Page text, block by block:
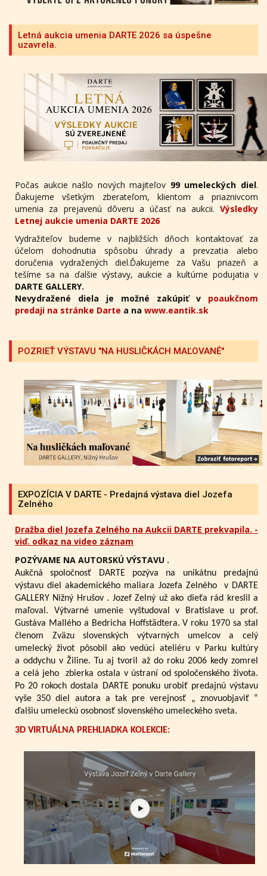
Letná aukcia umenia DARTE 2026 sa úspešne
uzavrela.
Počas aukcie našlo nových majiteľov 99 umeleckých diel.
Ďakujeme všetkým zberateľom, klientom a priaznivcom
umenia za prejavenú dôveru a účasť na aukcii. Výsledky
Letnej aukcie umenia DARTE 2026
Vydražiteľov budeme v najbližších dňoch kontaktovať za
účelom dohodnutia spôsobu úhrady a prevzatia alebo
doručenia vydražených diel.Ďakujeme za Vašu priazeň a
tešíme sa na ďalšie výstavy, aukcie a kultúrne podujatia v
DARTE GALLERY.
Nevydražené diela je možné zakúpiť v poaukčnom
predaji na stránke Darte a na www.eantik.sk
POZRIEŤ VÝSTAVU "NA HUSLIČKÁCH MAĽOVANÉ"
EXPOZÍCIA V DARTE - Predajná výstava diel Jozefa
Zelného
Dražba diel Jozefa Zelného na Aukcii DARTE prekvapila. -
viď. odkaz na video záznam
POZÝVAME NA AUTORSKÚ VÝSTAVU .
Aukčná spoločnosť DARTE pozýva na unikátnu predajnú
výstavu diel akademického maliara Jozefa Zelného
v DARTE
GALLERY Nižný Hrušov . Jozef Zelný už ako dieťa rád kreslil a
maľoval. Výtvarné umenie vyštudoval v Bratislave u prof.
Gustáva Mallého a Bedricha Hoffstädtera. V roku 1970 sa stal
členom Zväzu slovenských výtvarných umelcov a celý
umelecký život pôsobil ako vedúci ateliéru v Parku kultúry
a oddychu v Žiline. Tu aj tvoril až do roku 2006 kedy zomrel
a celá jeho zbierka ostala v ústraní od spoločenského života.
Po 20 rokoch dostala DARTE ponuku urobiť predajnú výstavu
vyše 350 diel autora a tak pre verejnosť „ znovuobjaviť “
ďalšiu umeleckú osobnosť slovenského umeleckého sveta.
3D VIRTUÁLNA PREHLIADKA KOLEKCIE: